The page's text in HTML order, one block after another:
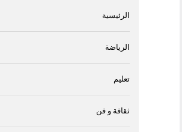
الرئيسية
الرياضة
تعليم
ثقافة و فن